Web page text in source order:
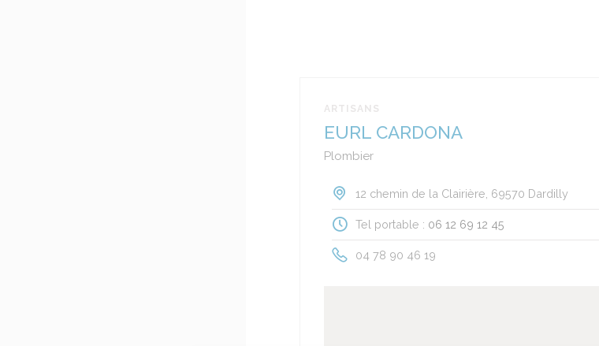
ARTISANS
EURL CARDONA
Plombier
12 chemin de la Clairière, 69570 Dardilly
Tel portable : 06 12 69 12 45
04 78 90 46 19